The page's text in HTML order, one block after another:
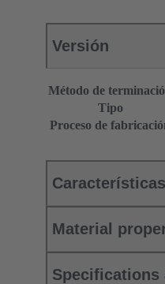
Versión
Método de
Tipo
Proceso de
Material
Specifications